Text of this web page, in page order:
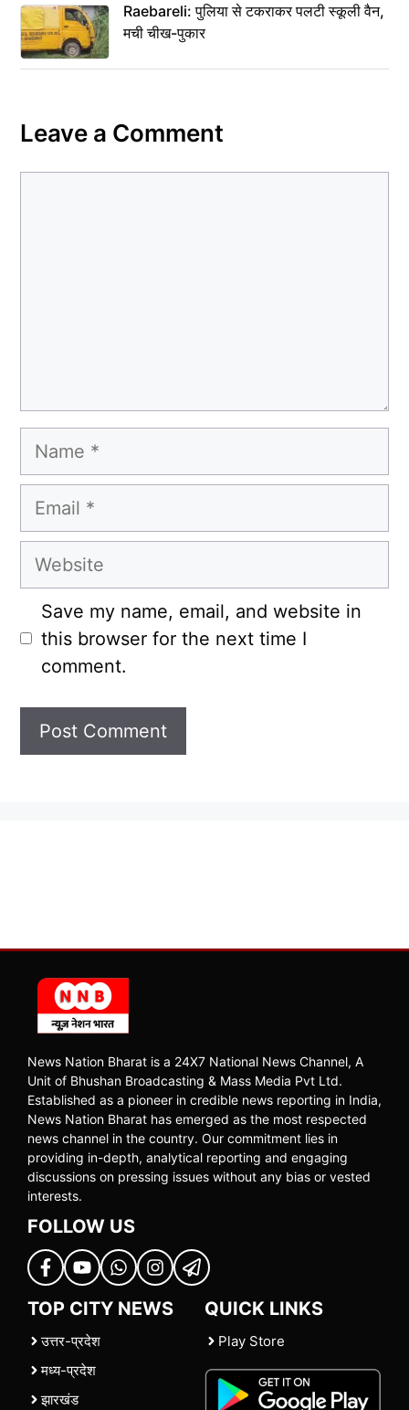
Raebareli: पुलिया से टकराकर पलटी स्कूली वैन,
मची चीख-पुकार
Leave a Comment
Name
Email
Website
Save my name, email, and website in
this browser for the next time I
comment.
News Nation Bharat is a 24X7 National News Channel, A
Unit of Bhushan Broadcasting & Mass Media Pvt Ltd.
Established as a pioneer in credible news reporting in India,
News Nation Bharat has emerged as the most respected
news channel in the country. Our commitment lies in
providing in-depth, analytical reporting and engaging
discussions on pressing issues without any bias or vested
interests.
FOLLOW US
TOP CITY NEWS
उत्तर-प्रदेश
मध्य-प्रदेश
झारखंड
QUICK LINKS
Play Store